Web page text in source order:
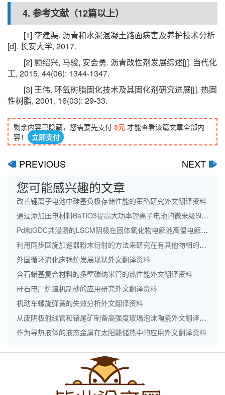
4. 参考文献（12篇以上）
[1] 李建渠. 沥青和水泥混凝土路面病害及养护技术分析
[d]. 长安大学, 2017.
[2] 顾绍兴, 马骏, 安会勇. 沥青改性剂发展综述[j]. 当代化
工, 2015, 44(06): 1344-1347.
[3] 王伟. 环氧树脂固化技术及其固化剂研究进展[j]. 热固
性树脂, 2001, 16(03): 29-33.
剩余内容已隐藏，您需要先支付 5元 才能查看该篇文章全部内
容！
立即支付
ﰊ PREVIOUS NEXT ﰋ
您可能感兴趣的文章
改善锂离子电池中硅基负极存储性能的策略研究外文翻译资料
通过添加压电材料BaTiO3提高大功率锂离子电池的微米级SiO @ C/CNTs负极的电化学性能外文翻译资料
Pd和GDC共浸渍的LSCM阴极在固体氧化物电解池高温电解CO2中的应用外文翻译资料
利用同步回旋加速器粉末衍射的方法来研究在有其他物相的情况下C4AF的水化作用外文翻译资料
外国循环流化床锅炉发展现状外文翻译资料
含石蜡基复合材料的多壁碳纳米管的热性能外文翻译资料
矸石电厂炉渣机制砂的应用研究外文翻译资料
机动车螺旋弹簧的失效分析外文翻译资料
从废阴极射线管和锗尾矿制备高强度玻璃泡沫陶瓷外文翻译资料
作为导热液体的液态金属在太阳能储热中的应用外文翻译资料